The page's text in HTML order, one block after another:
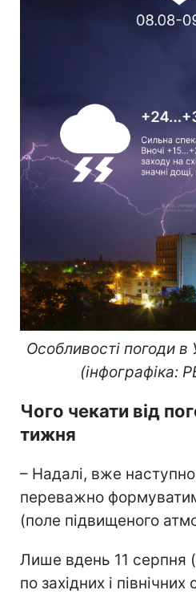
Особливості погоди в
(інфографіка:
Чого чекати від
тижня
– Надалі, вже
переважно
(поле підвищеного
Лише вдень 11 серпня
по західних і